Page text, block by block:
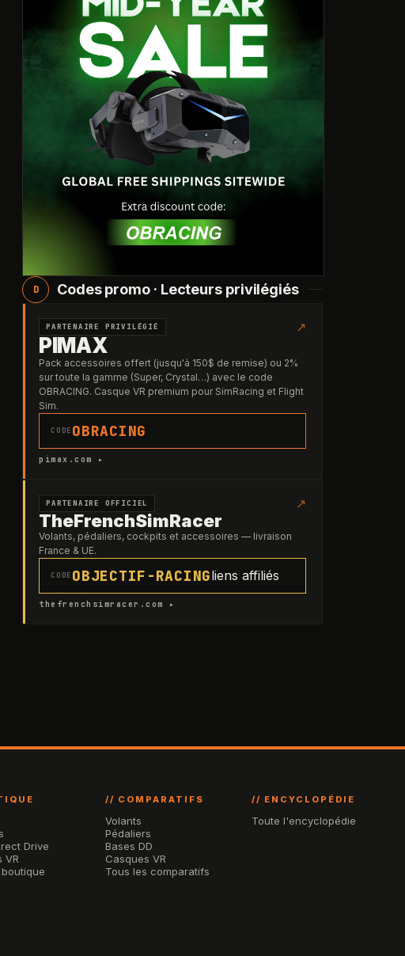
D Codes promo · Lecteurs privilégiés
PARTENAIRE PRIVILÉGIÉ ↗
PIMAX
Pack accessoires offert (jusqu'à 150$ de remise) ou 2%
sur toute la gamme (Super, Crystal…) avec le code
OBRACING. Casque VR premium pour SimRacing et Flight
Sim.
CODE OBRACING
pimax.com ▸
PARTENAIRE OFFICIEL ↗
TheFrenchSimRacer
Volants, pédaliers, cockpits et accessoires — livraison
France & UE.
CODE OBJECTIF-RACINGliens affiliés
thefrenchsimracer.com ▸
Drive
VR
// COMPARATIFS
Volants
Pédaliers
Bases DD
Casques VR
Tous les comparatifs
// ENCYCLOPÉDIE
Toute l'encyclopédie